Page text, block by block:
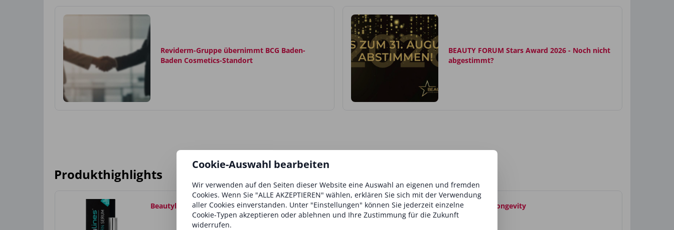
Reviderm-Gruppe übernimmt BCG Baden-
Baden Cosmetics-Standort
BEAUTY FORUM Stars Award 2026 - Noch nicht
abgestimmt?
Produkthighlights
Beautylines® Wimpernserum Muse Absolute Longevity
Cookie-Auswahl bearbeiten
Wir verwenden auf den Seiten dieser Website eine Auswahl an eigenen und fremden
Cookies. Wenn Sie "ALLE AKZEPTIEREN" wählen, erklären Sie sich mit der Verwendung
aller Cookies einverstanden. Unter "Einstellungen" können Sie jederzeit einzelne
Cookie-Typen akzeptieren oder ablehnen und Ihre Zustimmung für die Zukunft
widerrufen.